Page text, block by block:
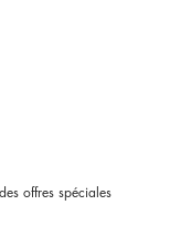
offres spéciales